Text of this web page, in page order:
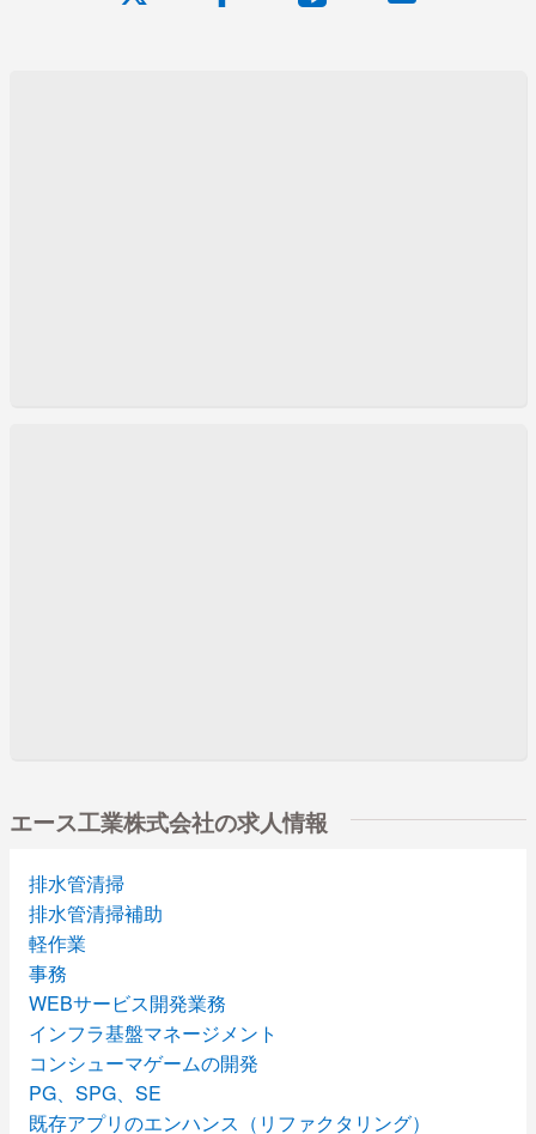
エース工業株式会社の求人情報
排水管清掃
排水管清掃補助
軽作業
事務
WEBサービス開発業務
インフラ基盤マネージメント
コンシューマゲームの開発
PG、SPG、SE
既存アプリのエンハンス（リファクタリング）